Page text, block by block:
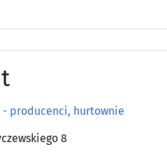
producenci, hurtownie
8